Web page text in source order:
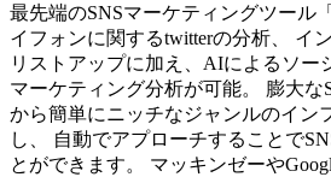
最先端のSNSマーケティングツール
イフォンに関するtwitterの分析、 イ
リストアップに加え、AIによるソー
マーケティング分析が可能。 膨大な
から簡単にニッチなジャンルのイン
し、 自動でアプローチすることで
とができます。 マッキンゼーや